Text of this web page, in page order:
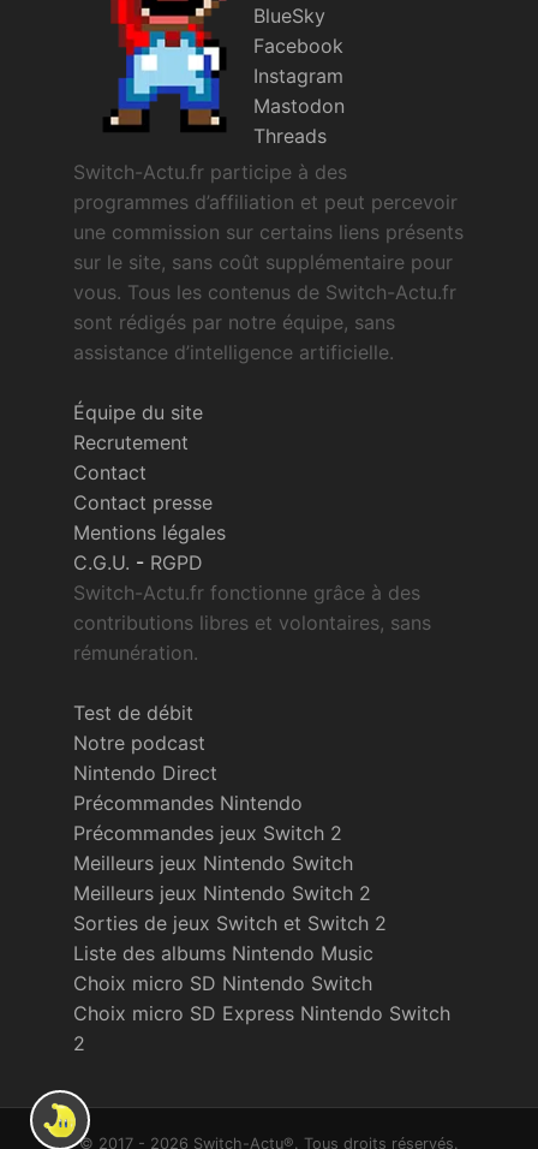
BlueSky
Facebook
Instagram
Mastodon
Threads
Switch-Actu.fr participe à des
programmes d’affiliation et peut percevoir
une commission sur certains liens présents
sur le site, sans coût supplémentaire pour
vous. Tous les contenus de Switch-Actu.fr
sont rédigés par notre équipe, sans
assistance d’intelligence artificielle.
Équipe du site
Recrutement
Contact
Contact presse
Mentions légales
C.G.U. - RGPD
Switch-Actu.fr fonctionne grâce à des
contributions libres et volontaires, sans
rémunération.
Test de débit
Notre podcast
Nintendo Direct
Précommandes Nintendo
Précommandes jeux Switch 2
Meilleurs jeux Nintendo Switch
Meilleurs jeux Nintendo Switch 2
Sorties de jeux Switch et Switch 2
Liste des albums Nintendo Music
Choix micro SD Nintendo Switch
Choix micro SD Express Nintendo Switch
2
© 2017 - 2026 Switch-Actu®. Tous droits réservés.